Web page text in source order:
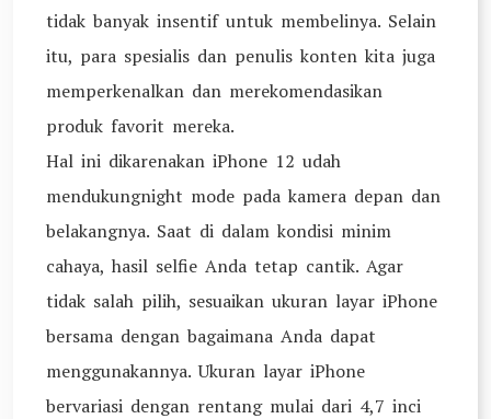
tidak banyak insentif untuk membelinya. Selain
itu, para spesialis dan penulis konten kita juga
memperkenalkan dan merekomendasikan
produk favorit mereka.
Hal ini dikarenakan iPhone 12 udah
mendukungnight mode pada kamera depan dan
belakangnya. Saat di dalam kondisi minim
cahaya, hasil selfie Anda tetap cantik. Agar
tidak salah pilih, sesuaikan ukuran layar iPhone
bersama dengan bagaimana Anda dapat
menggunakannya. Ukuran layar iPhone
bervariasi dengan rentang mulai dari 4,7 inci